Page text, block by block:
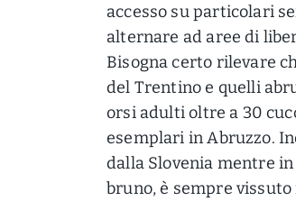
accesso su particolari
alternare ad aree di
Bisogna certo rilevare
del Trentino e quelli
orsi adulti oltre a 30
esemplari in Abruzzo.
dalla Slovenia mentre in
bruno, è sempre vissuto